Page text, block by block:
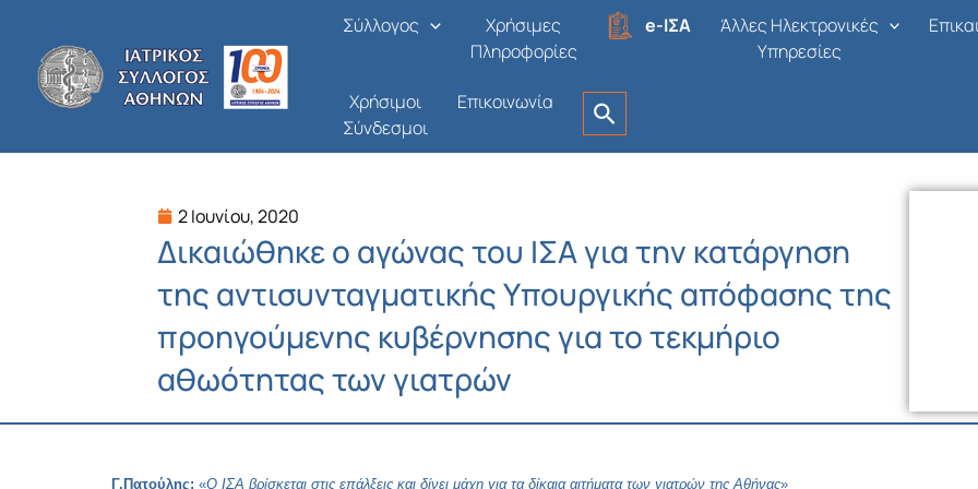
περιεχόμενο
Σύλλογος
Χρήσιμες
Πληροφορίες
e-ΙΣΑ
Άλλες Ηλεκτρονικές
Υπηρεσίες
Χρήσιμοι
Σύνδεσμοι
Επικοινωνία
2 Ιουνίου, 2020
Δικαιώθηκε ο αγώνας του ΙΣΑ για την κατάργηση
της αντισυνταγματικής Υπουργικής απόφασης της
προηγούμενης κυβέρνησης για το τεκμήριο
αθωότητας των γιατρών
Γ.Πατούλης: «Ο ΙΣΑ βρίσκεται στις επάλξεις και δίνει μάχη για τα δίκαια αιτήματα των γιατρών της Αθήνας»